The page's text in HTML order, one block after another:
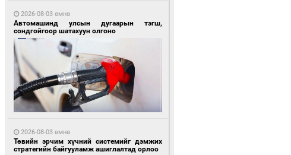
5 цагийн өмнө өмнө
УИХ-ын дарга С.Бямбацогт Сутай хайрхны
тэнгэрийг тахих тахилгад оролцлоо
2026-08-03 өмнө
Автомашинд улсын дугаарын тэгш,
сондгойгоор шатахуун олгоно
2026-08-03 өмнө
Төвийн эрчим хүчний системийг дэмжих
стратегийн байгууламж ашиглалтад орлоо